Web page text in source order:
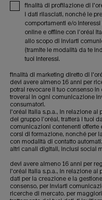
finalità di profilazione di
i dati rilasciati, nonché le
comportamenti e/o
online e offline con l’oréal
allo scopo di inviarti
(tramite le modalità da te
tuoi interessi.
finalità di marketing diretto di
devi avere almeno 16 anni per
potrai revocare il tuo consenso
troverai in ogni comunicazione
consumatori.
l'oréal italia s.p.a., in relazione
del gruppo l’oréal, tratterà i tuoi
comunicazioni contenenti offerte
corsi di formazione, nonché per
con modalità di contatto
altri canali digitali, inclusi social
devi avere almeno 16 anni per
l'oréal italia s.p.a., in relazione ai
dati per la creazione e la
consenso, per inviarti
ricerche di mercato. per